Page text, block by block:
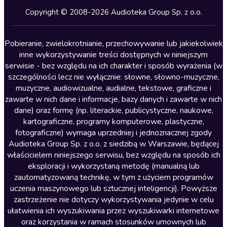
Kryminały
Lektury szkolne
Literatura anglojęzyczna
Literatura faktu
Literatura obyczajowa
Literatura piękna obca
Literatura piękna polska
Nagrania relaksacyjne
Nauka języków
Nauki humanistyczne
Podcasty i audycje
Polityka
Prasa
Copyright © 2008-2026 Audioteka Group Sp. z o.o.
Pobieranie, zwielokrotnianie, przechowywanie lub jakiekolwiek
inne wykorzystywanie treści dostępnych w niniejszym
serwisie - bez względu na ich charakter i sposób wyrażenia (w
szczególności lecz nie wyłącznie: słowne, słowno-muzyczne,
muzyczne, audiowizualne, audialne, tekstowe, graficzne i
zawarte w nich dane i informacje, bazy danych i zawarte w nich
dane) oraz formę (np. literackie, publicystyczne, naukowe,
kartograficzne, programy komputerowe, plastyczne,
fotograficzne) wymaga uprzedniej i jednoznacznej zgody
Audioteka Group Sp. z o.o. z siedzibą w Warszawie, będącej
właścicielem niniejszego serwisu, bez względu na sposób ich
eksploracji i wykorzystaną metodę (manualną lub
zautomatyzowaną technikę, w tym z użyciem programów
uczenia maszynowego lub sztucznej inteligencji). Powyższe
zastrzeżenie nie dotyczy wykorzystywania jedynie w celu
ułatwienia ich wyszukiwania przez wyszukiwarki internetowe
oraz korzystania w ramach stosunków umownych lub